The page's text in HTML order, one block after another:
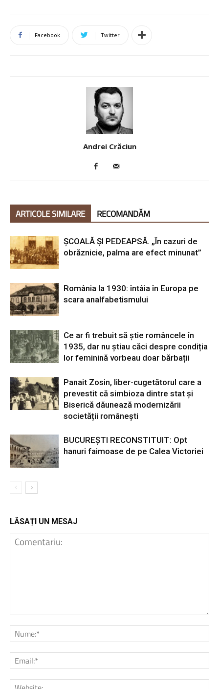
Facebook Twitter
Andrei Crăciun
ARTICOLE SIMILARE RECOMANDĂM
ȘCOALĂ ȘI PEDEAPSĂ. „În cazuri de
obrăznicie, palma are efect minunat”
România la 1930: întâia în Europa pe
scara analfabetismului
Ce ar fi trebuit să știe româncele în
1935, dar nu știau căci despre condiția
lor feminină vorbeau doar bărbații
Panait Zosin, liber-cugetătorul care a
prevestit că simbioza dintre stat și
Biserică dăunează modernizării
societății românești
BUCUREȘTI RECONSTITUIT: Opt
hanuri faimoase de pe Calea Victoriei
LĂSAȚI UN MESAJ